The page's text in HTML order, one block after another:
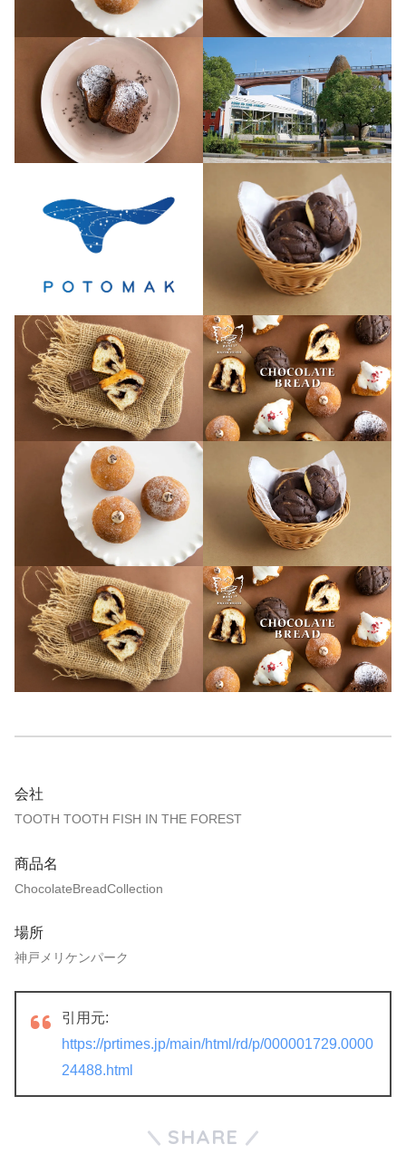
会社
TOOTH TOOTH FISH IN THE FOREST
商品名
ChocolateBreadCollection
場所
神戸メリケンパーク
引用元:
https://prtimes.jp/main/html/rd/p/000001729.0000
24488.html
SHARE